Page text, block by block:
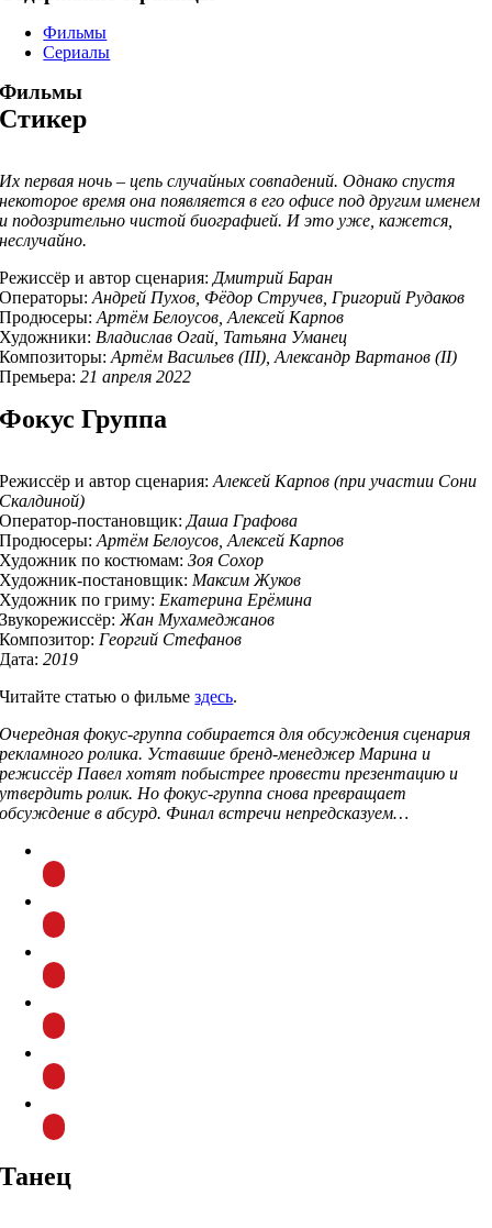
Фильмы
Сериалы
Фильмы
Стикер
Их первая ночь – цепь случайных совпадений. Однако спустя
некоторое время она появляется в его офисе под другим именем
и подозрительно чистой биографией. И это уже, кажется,
неслучайно.
Режиссёр и автор сценария: Дмитрий Баран
Операторы:Андрей Пухов, Фёдор Стручев, Григорий Рудаков
Продюсеры:Артём Белоусов, Алексей Карпов
Художники: Владислав Огай, Татьяна Уманец
Композиторы:Артём Васильев (III), Александр Вартанов (II)
Премьера:21 апреля 2022
Фокус Группа
Режиссёр и автор сценария:Алексей Карпов (при участии Сони
Скалдиной)
Оператор-постановщик: Даша Графова
Продюсеры:Артём Белоусов, Алексей Карпов
Художник по костюмам:Зоя Сохор
Художник-постановщик: Максим Жуков
Художник по гриму: Екатерина Ерёмина
Звукорежиссёр: Жан Мухамеджанов
Композитор: Георгий Стефанов
Дата:2019
Читайте статью о фильмездесь.
Очередная фокус-группа собирается для обсуждения сценария
рекламного ролика. Уставшие бренд-менеджер Марина и
режиссёр Павел хотят побыстрее провести презентацию и
утвердить ролик. Но фокус-группа снова превращает
обсуждение в абсурд. Финал встречи непредсказуем…
Танец